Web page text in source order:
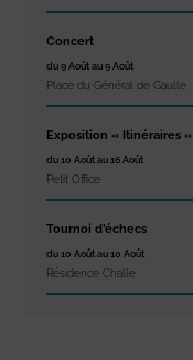
Concert
du 9 Août au 9 Août
Place du Général de Gaulle
Exposition « Itinéraires »
du 10 Août au 16 Août
Petit Office
Tournoi d’échecs
du 10 Août au 10 Août
Résidence Challe